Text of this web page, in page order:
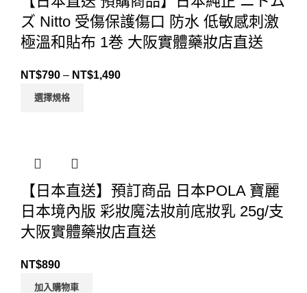
ズ Nitto 受傷保護傷口 防水 低敏感刺激
極溫和貼布 1巻 大阪實體藥妝店直送
NT$790 – NT$1,490
選擇規格
【日本直送】預訂商品 日本POLA 寶麗
日本境內版 彩妝魔法妝前底妝乳 25g/支
大阪實體藥妝店直送
NT$890
加入購物車